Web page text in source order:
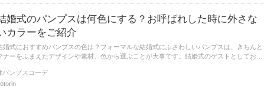
婚式のパンプスは何色にする？お呼ばれした時に外さな
カラーをご紹介
婚式におすすめパンプスの色は？フォーマルな結婚式にふさわしいパンプスは、きちんと
ナーをふまえたデザインや素材、色から選ぶことが大事です。結婚式のゲストとしておす
パンプスコーデ